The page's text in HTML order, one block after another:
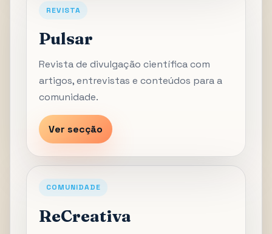
REVISTA
Pulsar
Revista de divulgação científica com
artigos, entrevistas e conteúdos para a
comunidade.
Ver secção
COMUNIDADE
ReCreativa